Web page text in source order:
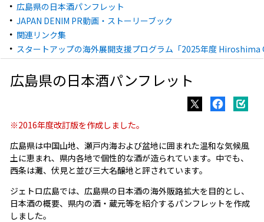
広島県の日本酒パンフレット
JAPAN DENIM PR動画・ストーリーブック
関連リンク集
スタートアップの海外展開支援プログラム「2025年度
広島県の日本酒パンフレット
※2016年度改訂版を作成しました。
広島県は中国山地、瀬戸内海および盆地に囲まれた温和な気候風
土に恵まれ、県内各地で個性的な酒が造られています。中でも、
西条は灘、伏見と並び三大名醸地と評されています。
ジェトロ広島では、広島県の日本酒の海外販路拡大を目的とし、
日本酒の概要、県内の酒・蔵元等を紹介するパンフレットを作成
しました。